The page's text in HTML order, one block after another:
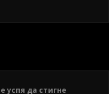
успя да стигне